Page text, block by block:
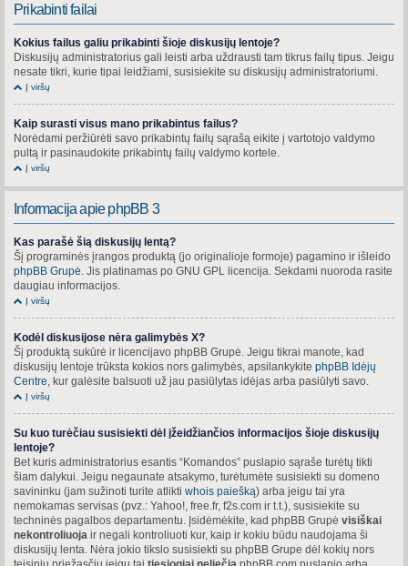
Prikabinti failai
Kokius failus galiu prikabinti šioje diskusijų lentoje?
Diskusijų administratorius gali leisti arba uždrausti tam tikrus failų tipus. Jeigu
nesate tikri, kurie tipai leidžiami, susisiekite su diskusijų administratoriumi.
Į viršų
Kaip surasti visus mano prikabintus failus?
Norėdami peržiūrėti savo prikabintų failų sąrašą eikite į vartotojo valdymo
pultą ir pasinaudokite prikabintų failų valdymo kortele.
Į viršų
Informacija apie phpBB 3
Kas parašė šią diskusijų lentą?
Šį programinės įrangos produktą (jo originalioje formoje) pagamino ir išleido
phpBB Grupė . Jis platinamas po GNU GPL licencija. Sekdami nuoroda rasite
daugiau informacijos.
Į viršų
Kodėl diskusijose nėra galimybės X?
Šį produktą sukūrė ir licencijavo phpBB Grupė. Jeigu tikrai manote, kad
diskusijų lentoje trūksta kokios nors galimybės, apsilankykite phpBB Idėjų
Centre , kur galėsite balsuoti už jau pasiūlytas idėjas arba pasiūlyti savo.
Į viršų
Su kuo turėčiau susisiekti dėl įžeidžiančios informacijos šioje diskusijų
lentoje?
Bet kuris administratorius esantis “Komandos” puslapio sąraše turėtų tikti
šiam dalykui. Jeigu negaunate atsakymo, turėtumėte susisiekti su domeno
savininku (jam sužinoti turite atlikti whois paiešką) arba jeigu tai yra
nemokamas servisas (pvz.: Yahoo!, free.fr, f2s.com ir t.t.), susisiekite su
techninės pagalbos departamentu. Įsidėmėkite, kad phpBB Grupė visiškai
nekontroliuoja ir negali kontroliuoti kur, kaip ir kokiu būdu naudojama ši
diskusijų lenta. Nėra jokio tikslo susisiekti su phpBB Grupe dėl kokių nors